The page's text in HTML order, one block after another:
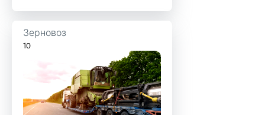
Зерновоз
10